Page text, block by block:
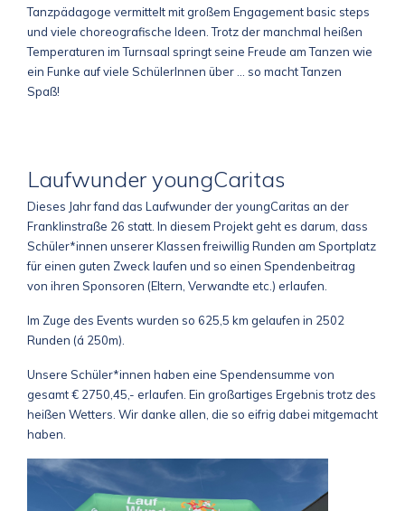
Tanzpädagoge vermittelt mit großem Engagement basic steps
und viele choreografische Ideen. Trotz der manchmal heißen
Temperaturen im Turnsaal springt seine Freude am Tanzen wie
ein Funke auf viele SchülerInnen über ... so macht Tanzen
Spaß!
Laufwunder youngCaritas
Dieses Jahr fand das Laufwunder der youngCaritas an der
Franklinstraße 26 statt. In diesem Projekt geht es darum, dass
Schüler*innen unserer Klassen freiwillig Runden am Sportplatz
für einen guten Zweck laufen und so einen Spendenbeitrag
von ihren Sponsoren (Eltern, Verwandte etc.) erlaufen.
Im Zuge des Events wurden so 625,5 km gelaufen in 2502
Runden (á 250m).
Unsere Schüler*innen haben eine Spendensumme von
gesamt € 2750,45,- erlaufen. Ein großartiges Ergebnis trotz des
heißen Wetters. Wir danke allen, die so eifrig dabei mitgemacht
haben.